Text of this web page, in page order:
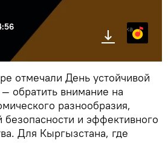
Яндекс.Музыка
отмечали День устойчивой
обратить внимание на
разнообразия,
безопасности и эффективного
Для Кыргызстана, где